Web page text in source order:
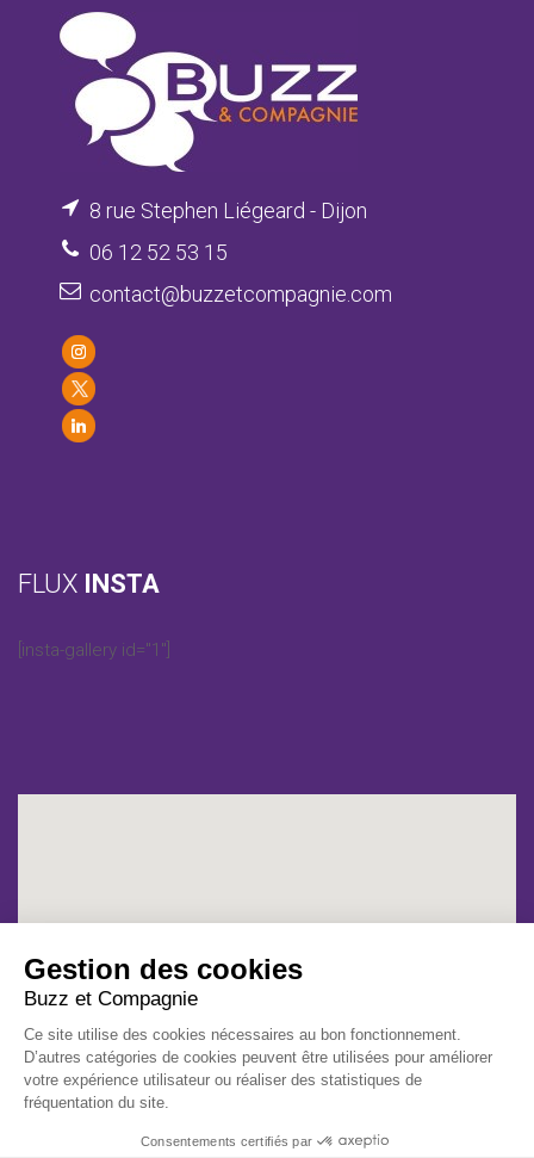
8 rue Stephen Liégeard - Dijon
06 12 52 53 15
contact@buzzetcompagnie.com
FLUX INSTA
[insta-gallery id="1"]
Gestion des cookies
Buzz et Compagnie
Ce site utilise des cookies nécessaires au bon fonctionnement.
D’autres catégories de cookies peuvent être utilisées pour améliorer
votre expérience utilisateur ou réaliser des statistiques de
fréquentation du site.
Consentements certifiés par